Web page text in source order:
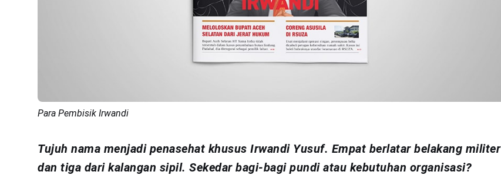
Para Pembisik Irwandi
Tujuh nama menjadi penasehat khusus Irwandi Yusuf. Empat berlatar belakang militer
dan tiga dari kalangan sipil. Sekedar bagi-bagi pundi atau kebutuhan organisasi?